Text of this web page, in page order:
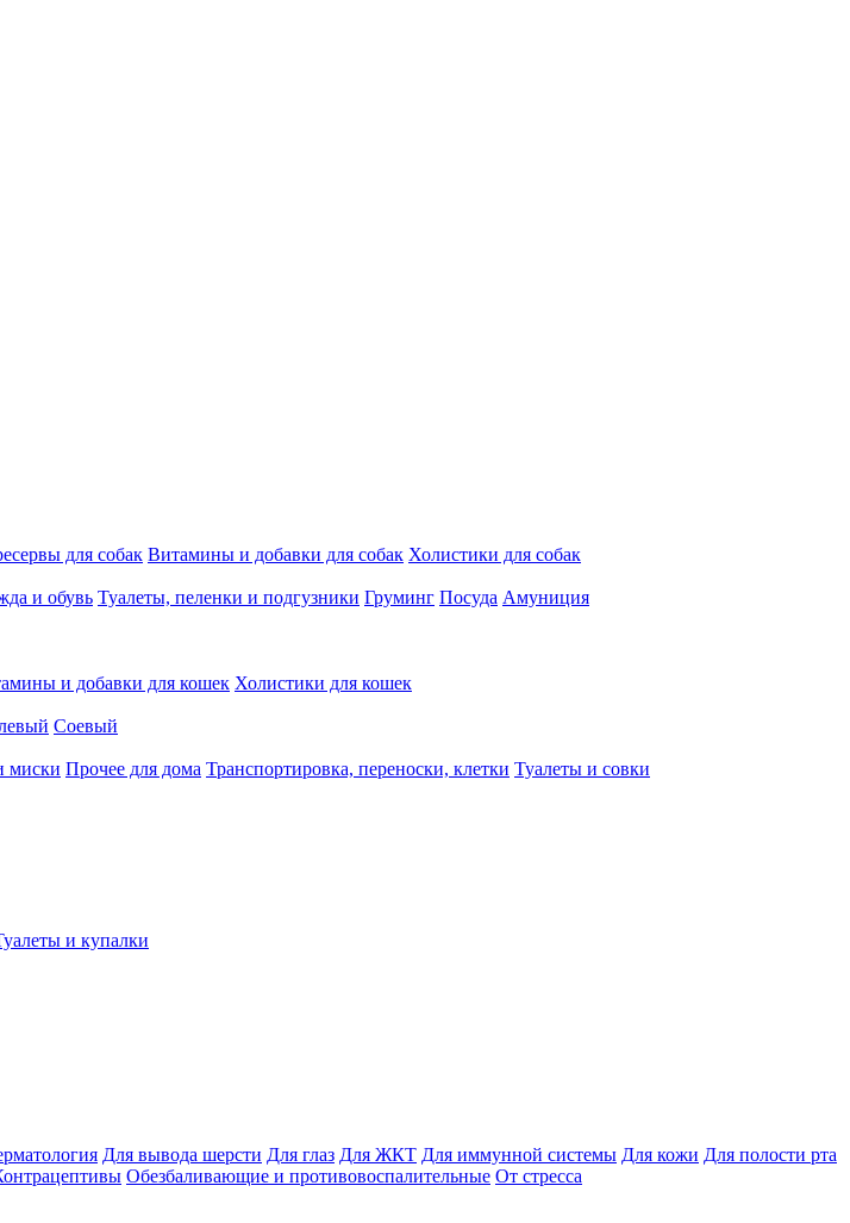
для собак Витамины и добавки для собак Холистики для собак
и обувь Туалеты, пеленки и подгузники Груминг Посуда Амуниция
и добавки для кошек Холистики для кошек
Соевый
миски Прочее для дома Транспортировка, переноски, клетки Туалеты и совки
и купалки
Для вывода шерсти Для глаз Для ЖКТ Для иммунной системы Для кожи Для полости рта
Обезбаливающие и противовоспалительные От стресса